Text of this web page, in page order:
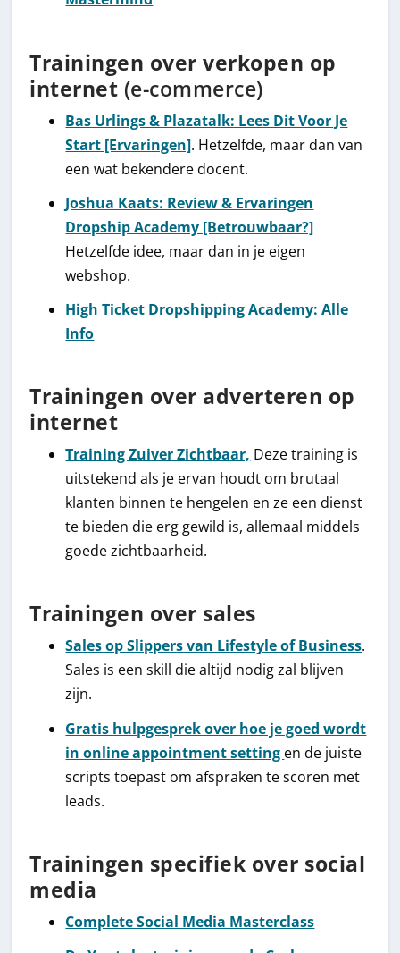
Trainingen over verkopen op
internet (e-commerce)
Bas Urlings & Plazatalk: Lees Dit Voor Je
Start [Ervaringen]. Hetzelfde, maar dan van
een wat bekendere docent.
Joshua Kaats: Review & Ervaringen
Dropship Academy [Betrouwbaar?]
Hetzelfde idee, maar dan in je eigen
webshop.
High Ticket Dropshipping Academy: Alle
Info
Trainingen over adverteren op
internet
Training Zuiver Zichtbaar, Deze training is
uitstekend als je ervan houdt om brutaal
klanten binnen te hengelen en ze een dienst
te bieden die erg gewild is, allemaal middels
goede zichtbaarheid.
Trainingen over sales
Sales op Slippers van Lifestyle of Business.
Sales is een skill die altijd nodig zal blijven
zijn.
Gratis hulpgesprek over hoe je goed wordt
in online appointment setting en de juiste
scripts toepast om afspraken te scoren met
leads.
Trainingen specifiek over social
media
Complete Social Media Masterclass